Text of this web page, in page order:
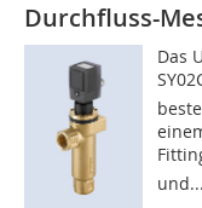
Durchfluss-
Das
und...